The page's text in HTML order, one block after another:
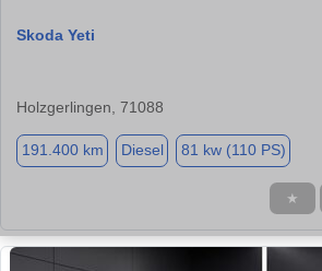
Skoda Yeti
Holzgerlingen, 71088
191.400 km Diesel 81 kw (110 PS)
★